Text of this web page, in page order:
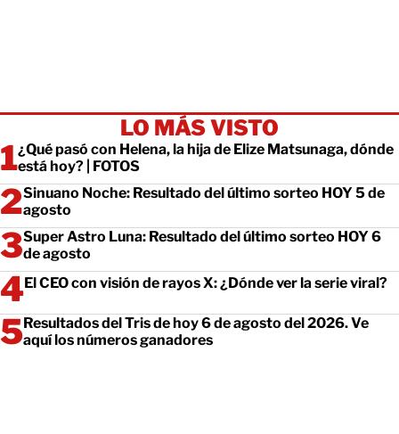
LO MÁS VISTO
¿Qué pasó con Helena, la hija de Elize Matsunaga, dónde
está hoy? | FOTOS
Sinuano Noche: Resultado del último sorteo HOY 5 de
agosto
Super Astro Luna: Resultado del último sorteo HOY 6
de agosto
El CEO con visión de rayos X: ¿Dónde ver la serie viral?
Resultados del Tris de hoy 6 de agosto del 2026. Ve
aquí los números ganadores